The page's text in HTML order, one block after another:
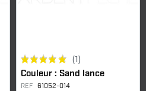
(1)
Couleur : Sand lance
REF 61052-014